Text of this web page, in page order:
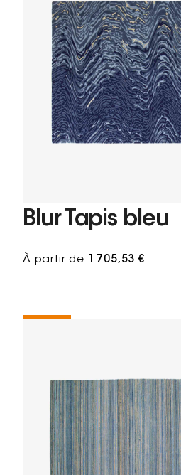
Blur Tapis bleu
À partir de 1 705,53 €